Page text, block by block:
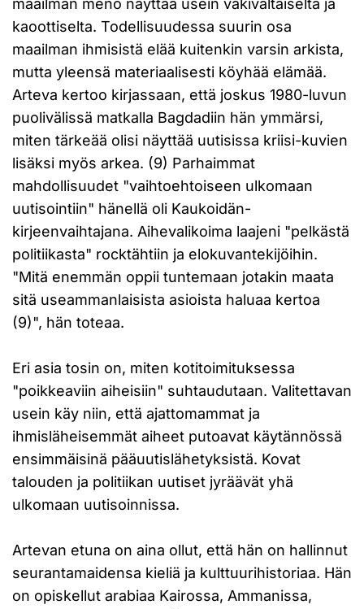
maailman meno näyttää usein väkivaltaiselta ja
kaoottiselta. Todellisuudessa suurin osa
maailman ihmisistä elää kuitenkin varsin arkista,
mutta yleensä materiaalisesti köyhää elämää.
Arteva kertoo kirjassaan, että joskus 1980-luvun
puolivälissä matkalla Bagdadiin hän ymmärsi,
miten tärkeää olisi näyttää uutisissa kriisi-kuvien
lisäksi myös arkea. (9) Parhaimmat
mahdollisuudet "vaihtoehtoiseen ulkomaan
uutisointiin" hänellä oli Kaukoidän-
kirjeenvaihtajana. Aihevalikoima laajeni "pelkästä
politiikasta" rocktähtiin ja elokuvantekijöihin.
"Mitä enemmän oppii tuntemaan jotakin maata
sitä useammanlaisista asioista haluaa kertoa
(9)", hän toteaa.
Eri asia tosin on, miten kotitoimituksessa
"poikkeaviin aiheisiin" suhtaudutaan. Valitettavan
usein käy niin, että ajattomammat ja
ihmisläheisemmät aiheet putoavat käytännössä
ensimmäisinä pääuutislähetyksistä. Kovat
talouden ja politiikan uutiset jyräävät yhä
ulkomaan uutisoinnissa.
Artevan etuna on aina ollut, että hän on hallinnut
seurantamaidensa kieliä ja kulttuurihistoriaa. Hän
on opiskellut arabiaa Kairossa, Ammanissa,